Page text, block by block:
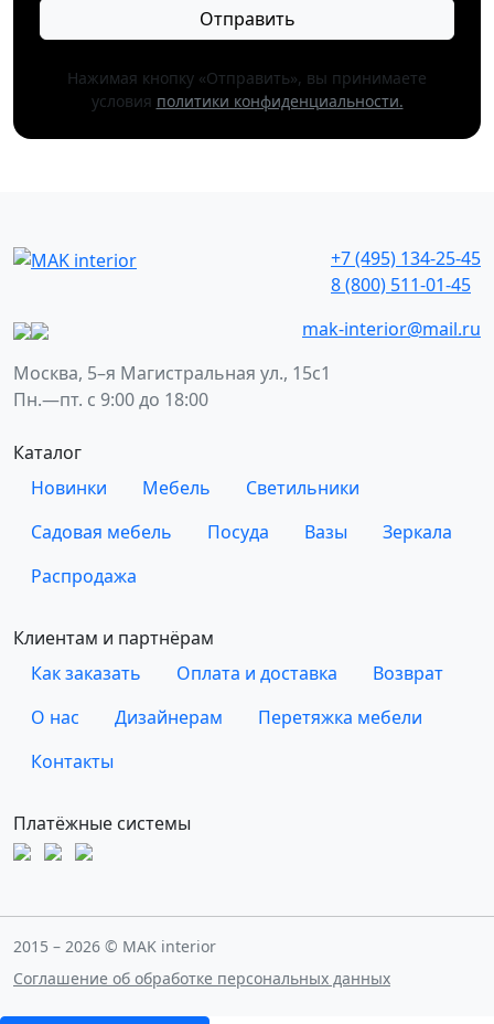
Отправить
Нажимая кнопку «Отправить», вы принимаете
условия политики конфиденциальности.
+7 (495) 134-25-45
8 (800) 511-01-45
mak-interior@mail.ru
Москва, 5–я Магистральная ул., 15с1
Пн.—пт. с 9:00 до 18:00
Каталог
Новинки
Мебель
Светильники
Садовая мебель
Посуда Вазы
Зеркала
Распродажа
Клиентам и партнёрам
Как заказать
Оплата и доставка
Возврат
О нас
Дизайнерам
Перетяжка мебели
Контакты
Платёжные системы
2015 – 2026 © MAK interior
Соглашение об обработке персональных данных